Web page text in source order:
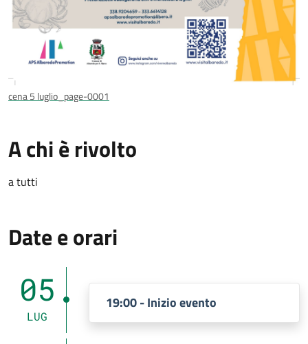
cena 5 luglio_page-0001
A chi è rivolto
a tutti
Date e orari
05
LUG
19:00 - Inizio evento